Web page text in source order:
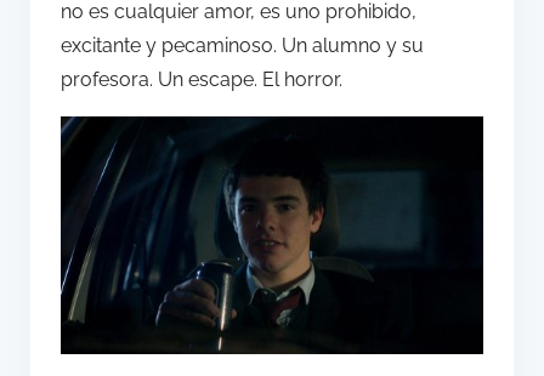
no es cualquier amor, es uno prohibido,
excitante y pecaminoso. Un alumno y su
profesora. Un escape. El horror.